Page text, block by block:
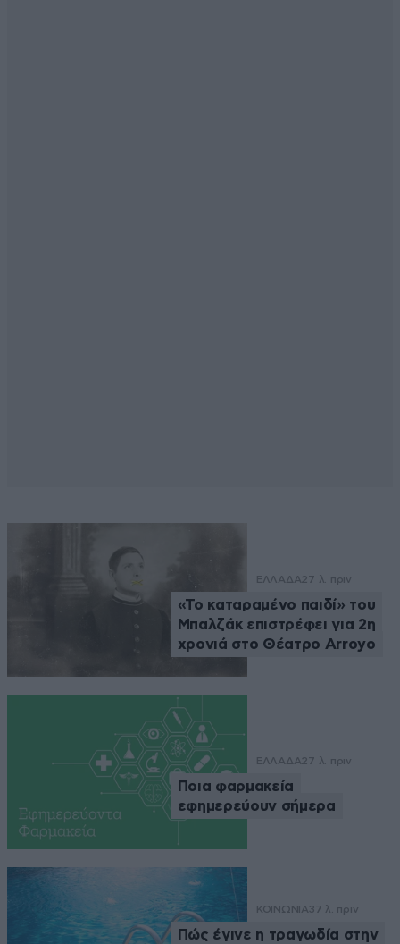
ΕΛΛΑΔΑ27 λ. πριν
«Το καταραμένο παιδί» του
Μπαλζάκ επιστρέφει για 2η
χρονιά στο Θέατρο Arroyo
ΕΛΛΑΔΑ27 λ. πριν
Ποια φαρμακεία
εφημερεύουν σήμερα
ΚΟΙΝΩΝΙΑ37 λ. πριν
Πώς έγινε η τραγωδία στην